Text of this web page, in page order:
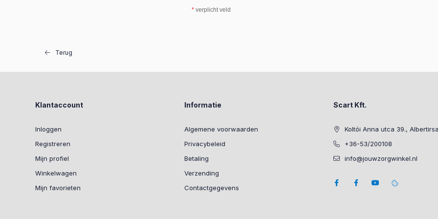
* verplicht veld
Terug
Klantaccount
Inloggen
Registreren
Mijn profiel
Winkelwagen
Mijn favorieten
Informatie
Algemene voorwaarden
Privacybeleid
Betaling
Verzending
Contactgegevens
Scart Kft.
Koltói Anna utca 39.,
+36-53/200108
info@jouwzorgwinkel.nl